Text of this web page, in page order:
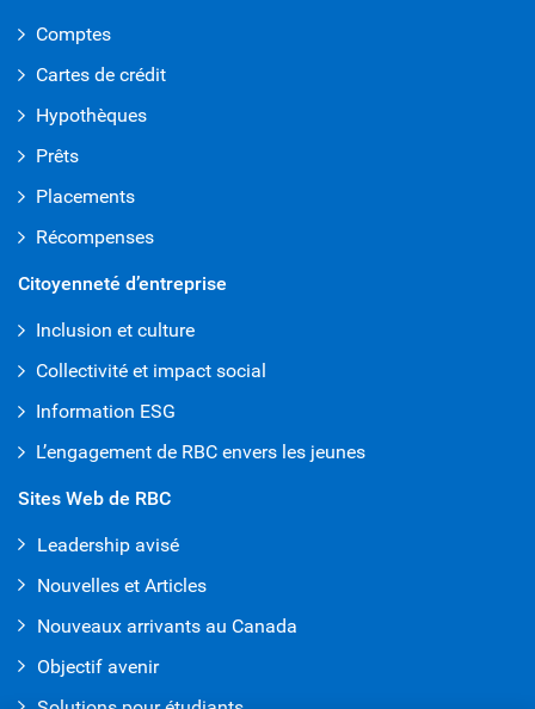
Comptes
Cartes de crédit
Hypothèques
Prêts
Placements
Récompenses
Citoyenneté d’entreprise
Inclusion et culture
Collectivité et impact social
Information ESG
L’engagement de RBC envers les jeunes
Sites Web de RBC
Leadership avisé
Nouvelles et Articles
Nouveaux arrivants au Canada
Objectif avenir